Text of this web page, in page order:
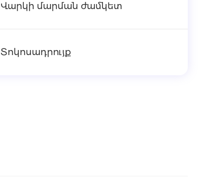
Վարկի մարման ժամկետ
Տոկոսադրույք